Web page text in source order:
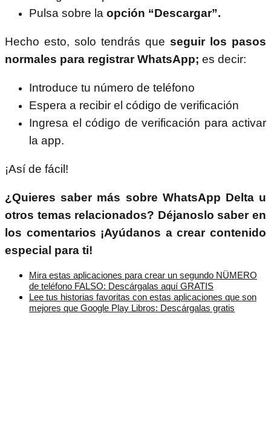
Pulsa sobre la opción “Descargar”.
Hecho esto, solo tendrás que seguir los pasos
normales para registrar WhatsApp; es decir:
Introduce tu número de teléfono
Espera a recibir el código de verificación
Ingresa el código de verificación para activar
la app.
¡Así de fácil!
¿Quieres saber más sobre WhatsApp Delta u
otros temas relacionados? Déjanoslo saber en
los comentarios ¡Ayúdanos a crear contenido
especial para ti!
Mira estas aplicaciones para crear un segundo NÜMERO
de teléfono FALSO: Descárgalas aquí GRATIS
Lee tus historias favoritas con estas aplicaciones que son
mejores que Google Play Libros: Descárgalas gratis